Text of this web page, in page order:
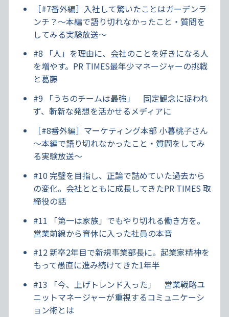
［#7番外編］入社して驚いたことはガーデンラ
ンチ？～本編で語り切れなかったこと・質問を
してみる実験放送～
#8 「人」を理由に、会社のことを好きになる人
を増やす。PR TIMES最年少マネージャーの挑戦
と葛藤
#9 「うちのチームは最強」 固定観念に捉われ
ず、斬新な発想を活かせるメディアに
［#8番外編］マーケティング本部 小暮桃子さん
～本編で語り切れなかったこと・質問をしてみ
る実験放送～
#10 完璧を目指し、正論で詰めていた過去から
の変化。会社とともに成長してきたPR TIMES 取
締役の話
#11 「第一は家族」でもやり切れる働き方を。
営業前線から育休に入った社員の本音
#12 新卒2年目で新規事業部長に。起業家精神を
もって愚直に進み続けてきた1年半
#13 「今、上げトレンド入った」 営業戦略ユ
ニットマネージャーが重視するコミュニケーシ
ョン術とは